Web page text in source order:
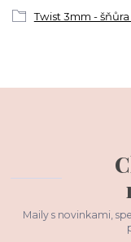
Twist 3mm -
Maily s novinkami,